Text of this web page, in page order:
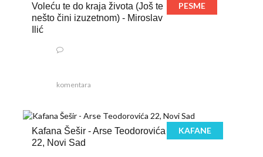
Voleću te do kraja života (Još te
nešto čini izuzetnom) - Miroslav
Ilić
PESME
komentara
Kafana Šešir - Arse Teodorovića
22, Novi Sad
KAFANE